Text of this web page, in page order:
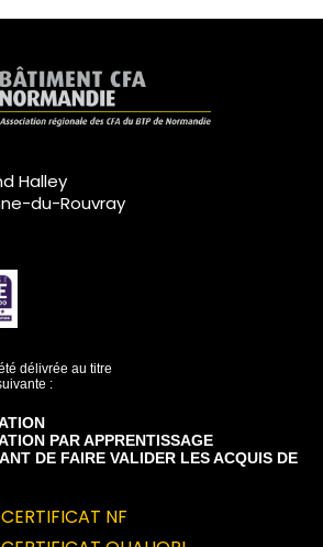
Halley
du-Rouvray
délivrée au titre
:
PAR APPRENTISSAGE
DE FAIRE VALIDER LES ACQUIS DE
NF